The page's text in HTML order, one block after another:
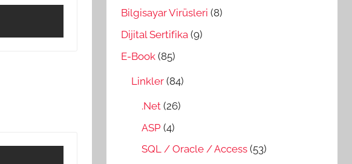
Bilgisayar Virüsleri (8)
Dijital Sertifika (9)
E-Book (85)
Linkler (84)
.Net (26)
ASP (4)
SQL / Oracle / Access (53)